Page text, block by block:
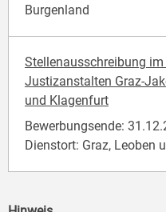
Burgenland
Stellenausschreibung
Justizanstalten Graz-
und Klagenfurt
Bewerbungsende:
Dienstort: Graz, Leoben